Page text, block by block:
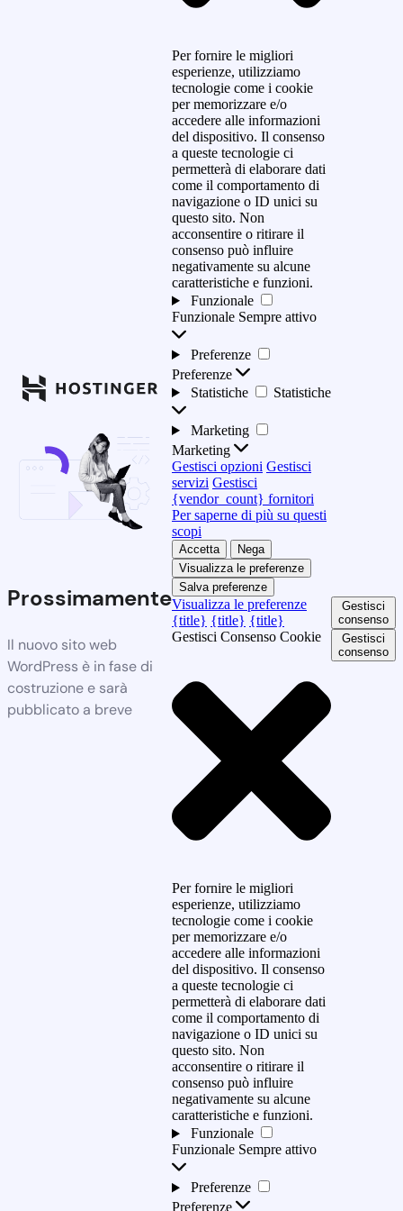
Prossimamente
Il nuovo sito web
WordPress è in fase di
costruzione e sarà
pubblicato a breve
Per fornire le migliori
esperienze, utilizziamo
tecnologie come i cookie
per memorizzare e/o
accedere alle informazioni
del dispositivo. Il consenso
a queste tecnologie ci
permetterà di elaborare dati
come il comportamento di
navigazione o ID unici su
questo sito. Non
acconsentire o ritirare il
consenso può influire
negativamente su alcune
caratteristiche e funzioni.
Funzionale
Funzionale Sempre attivo
Preferenze
Preferenze
Statistiche
Statistiche
Marketing
Marketing
Gestisci opzioni Gestisci
servizi Gestisci
{vendor_count} fornitori
Per saperne di più su questi
scopi
Accetta
Nega
Visualizza le preferenze
Salva preferenze
Visualizza le preferenze
{title} {title} {title}
Gestisci Consenso Cookie
Per fornire le migliori
esperienze, utilizziamo
tecnologie come i cookie
per memorizzare e/o
accedere alle informazioni
del dispositivo. Il consenso
a queste tecnologie ci
permetterà di elaborare dati
come il comportamento di
navigazione o ID unici su
questo sito. Non
acconsentire o ritirare il
consenso può influire
negativamente su alcune
caratteristiche e funzioni.
Funzionale
Funzionale Sempre attivo
Preferenze
Preferenze
Gestisci
consenso
Gestisci
consenso